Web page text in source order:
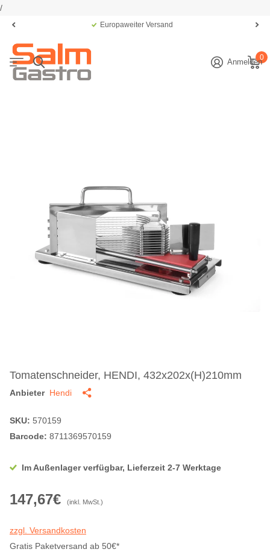
/
Europaweiter Versand
Anmelden0
Tomatenschneider, HENDI, 432x202x(H)210mm
Anbieter Hendi
SKU: 570159
Barcode: 8711369570159
Im Außenlager verfügbar, Lieferzeit 2-7 Werktage
147,67€ (inkl. MwSt.)
zzgl. Versandkosten
Gratis Paketversand ab 50€*